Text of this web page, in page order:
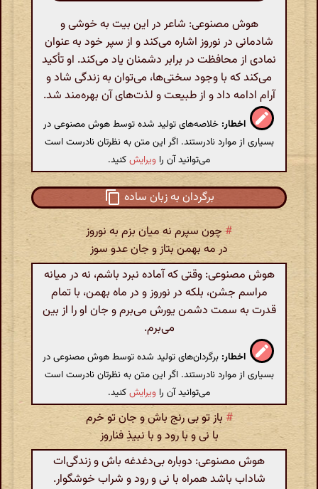
هوش مصنوعی: شاعر در این بیت به خوشی و
شادمانی در نوروز اشاره می‌کند و از سپر خود به عنوان
نمادی از محافظت در برابر دشمنان یاد می‌کند. او تأکید
می‌کند که با وجود سختی‌ها، می‌توان به زندگی شاد و
آرام ادامه داد و از طبیعت و لذت‌های آن بهره‌مند شد.
اخطار: خلاصه‌های تولید شده توسط هوش مصنوعی در
بسیاری از موارد نادرستند. اگر این متن به نظرتان نادرست است
می‌توانید آن را ویرایشکنید.
برگردان به زبان ساده
#چون سپرم نه میان بزم به نوروز
در مه بهمن بتاز و جان عدو سوز
هوش مصنوعی: وقتی که آماده نبرد باشم، نه در میانه
مراسم جشن، بلکه در نوروز و در ماه بهمن، با تمام
قدرت به سمت دشمن یورش می‌برم و جان او را از بین
می‌برم.
اخطار: برگردان‌های تولید شده توسط هوش مصنوعی در
بسیاری از موارد نادرستند. اگر این متن به نظرتان نادرست است
می‌توانید آن را ویرایشکنید.
#باز تو بی رنج باش و جان تو خرم
با نی و با رود و با نبیذِ فناروز
هوش مصنوعی: دوباره بی‌دغدغه باش و زندگی‌ات
شاداب باشد همراه با نی و رود و شراب خوشگوار.